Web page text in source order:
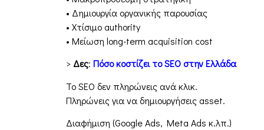
• Δημιουργία οργανικής παρουσίας
• Χτίσιμο authority
• Μείωση long-term acquisition cost
> Δες: Πόσο κοστίζει το SEO στην Ελλάδα
Το SEO δεν πληρώνεις ανά κλικ.
Πληρώνεις για να δημιουργήσεις asset.
Διαφήμιση (Google Ads, Meta Ads κ.λπ.)